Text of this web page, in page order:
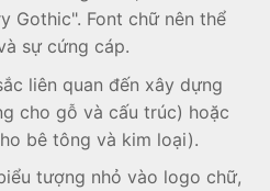
Gothic". Font chữ nên thể
sự cứng cáp.
liên quan đến xây dựng
cho gỗ và cấu trúc) hoặc
bê tông và kim loại).
tượng nhỏ vào logo chữ,